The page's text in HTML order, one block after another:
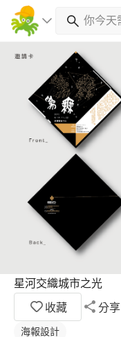
星河交織城市之光
收藏
分享
海報設計